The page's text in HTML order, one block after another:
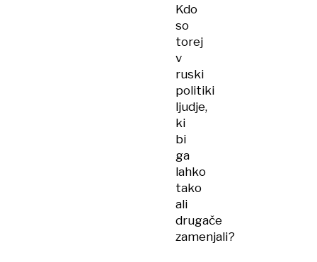
Kdo
so
torej
v
ruski
politiki
ljudje,
ki
bi
ga
lahko
tako
ali
drugače
zamenjali?